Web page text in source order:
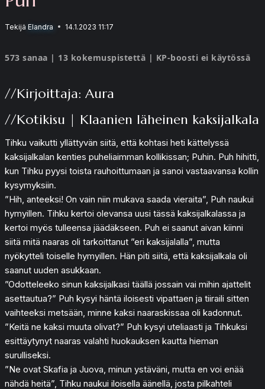
Tekijä Elandra 14.1.2023 11:17
573 sanaa | 13 kokemuspistettä | KP-boosti ei käytössä
//Kirjoittaja: Aura
//Kotikisu | Klaanien läheinen kaksijalkala
Tihku vaikutti yllättyvän siitä, että kohtasi heti kättelyssä
kaksijalkalan kenties puheliaimman kollikissan; Puhin. Puh hihitti,
kun Tihku pyysi toista rauhoittumaan ja sanoi vastaavansa kollin
kysymyksiin.
”Hih, anteeksi! On vain niin mukava saada vieraita”, Puh naukui
hymyillen. Tihku kertoi olevansa uusi tässä kaksijalkalassa ja
kertoi myös tulleensa jäädäkseen. Puh ei saanut aivan kiinni
siitä mitä naaras oli tarkoittanut ”eri kaksijalalla”, mutta
nyökytteli toiselle hymyillen. Hän piti siitä, että kaksijalkala oli
saanut uuden asukkaan.
”Odotteleeko sinun kaksijalkasi täällä jossain vai mihin ajattelit
asettautua?” Puh kysyi häntä iloisesti vipattaen ja tiiraili sitten
vaihteeksi metsään, minne kaksi naaraskissaa oli kadonnut.
”Keitä ne kaksi muuta olivat?” Puh kysyi uteliaasti ja Tihkuksi
esittäytynyt naaras valahti huokauksen kautta hieman
surulliseksi.
”Ne ovat Skafia ja Juova, minun ystäväni, mutta en voi enää
nähdä heitä”, Tihku naukui iloisella äänellä, josta pilkahteli